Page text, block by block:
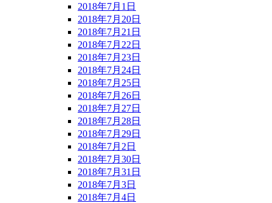
2018年7月1日
2018年7月20日
2018年7月21日
2018年7月22日
2018年7月23日
2018年7月24日
2018年7月25日
2018年7月26日
2018年7月27日
2018年7月28日
2018年7月29日
2018年7月2日
2018年7月30日
2018年7月31日
2018年7月3日
2018年7月4日